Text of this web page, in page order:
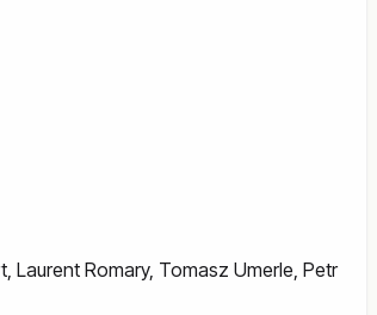
Laurent Romary, Tomasz Umerle Petr